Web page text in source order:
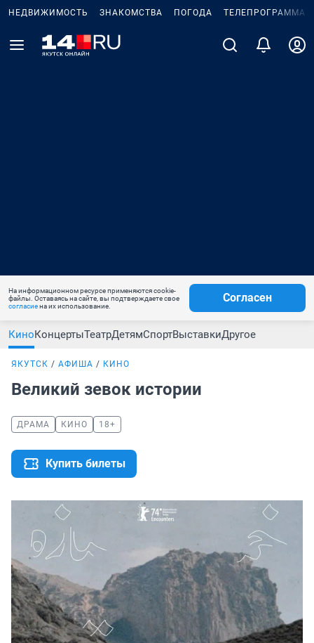
НЕДВИЖИМОСТЬ ЗНАКОМСТВА ПОГОДА ТЕЛЕПРОГРАММА
На информационном ресурсе применяются cookie-
файлы. Оставаясь на сайте, вы подтверждаете свое
согласиена их использование.
Согласен
КиноКонцертыТеатрДетямСпортВыставкиДругое
ЯКУТСК АФИША КИНО
Великий зевок истории
ДРАМА КИНО 18+
Купить билеты